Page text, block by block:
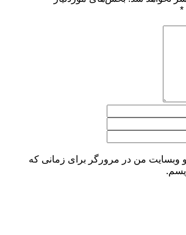
*
و وبسایت من در مرورگر برای زمانی که